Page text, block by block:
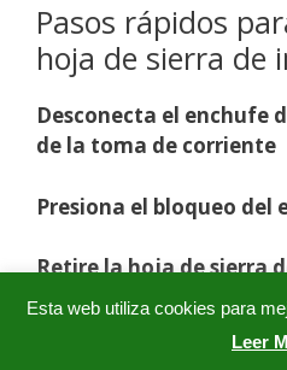
Pasos rápidos
hoja de sierra de
Desconecta el enchufe
de la toma de corriente
Presiona el bloqueo del
Retire la hoja de sierra
Instala la nueva hoja
Esta web utiliza cookies para
Leer